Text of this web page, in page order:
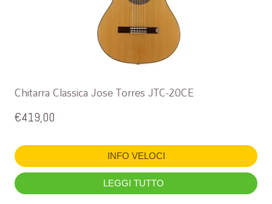
Chitarra Classica Jose Torres JTC-20CE
€419,00
INFO VELOCI
LEGGI TUTTO